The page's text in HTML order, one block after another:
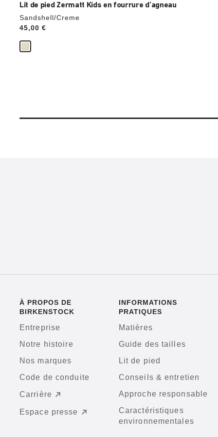
Lit de pied Zermatt Kids en fourrure d’agneau
Sandshell/Creme
Price:
45,00 €
À PROPOS DE
BIRKENSTOCK
Entreprise
Notre histoire
Nos marques
Code de conduite
Carrière
Espace presse
INFORMATIONS
PRATIQUES
Matières
Guide des tailles
Lit de pied
Conseils & entretien
Approche responsable
Caractéristiques
environnementales